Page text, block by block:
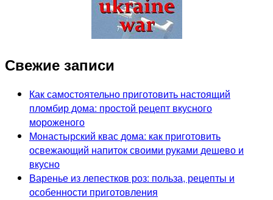
Свежие записи
Как самостоятельно приготовить настоящий
пломбир дома: простой рецепт вкусного
мороженого
Монастырский квас дома: как приготовить
освежающий напиток своими руками дешево и
вкусно
Варенье из лепестков роз: польза, рецепты и
особенности приготовления